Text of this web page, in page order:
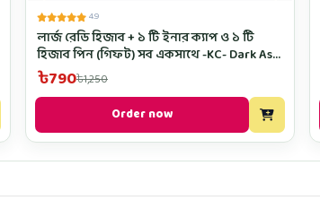
4.9
লার্জ রেডি হিজাব + ১ টি ইনার ক্যাপ ও ১ টি
হিজাব পিন (গিফট) সব একসাথে -KC- Dark Ash
Color
৳790৳1,250
Order now